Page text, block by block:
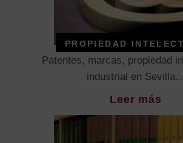
PROPIEDAD
Patentes, marcas, propiedad
industrial en
Leer más